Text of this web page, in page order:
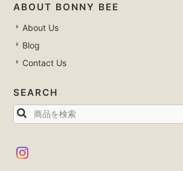
ABOUT BONNY BEE
About Us
Blog
Contact Us
SEARCH